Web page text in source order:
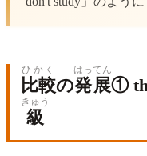
比較
ひかく
の発展
はってん
①
級
きゅう